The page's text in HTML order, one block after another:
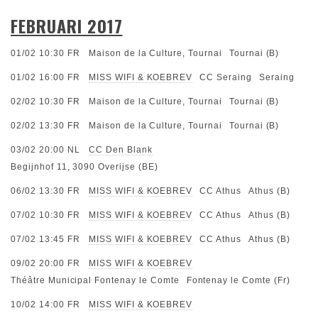
FEBRUARI 2017
01/02 10:30 FR Maison de la Culture, Tournai Tournai (B)
01/02 16:00 FR MISS WIFI & KOEBREV CC Seraing Seraing
02/02 10:30 FR Maison de la Culture, Tournai Tournai (B)
02/02 13:30 FR Maison de la Culture, Tournai Tournai (B)
03/02 20:00 NL
CC Den Blank
Begijnhof 11, 3090 Overijse (BE)
06/02 13:30 FR MISS WIFI & KOEBREV CC Athus Athus (B)
07/02 10:30 FR MISS WIFI & KOEBREV CC Athus Athus (B)
07/02 13:45 FR MISS WIFI & KOEBREV CC Athus Athus (B)
09/02 20:00 FR
MISS WIFI & KOEBREV
Théâtre Municipal Fontenay le Comte
Fontenay le Comte (Fr)
10/02 14:00 FR
MISS WIFI & KOEBREV